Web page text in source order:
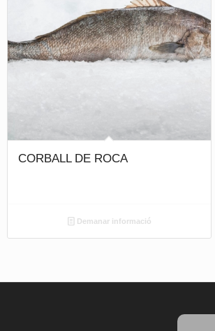
CORBALL DE ROCA
Demanar informació